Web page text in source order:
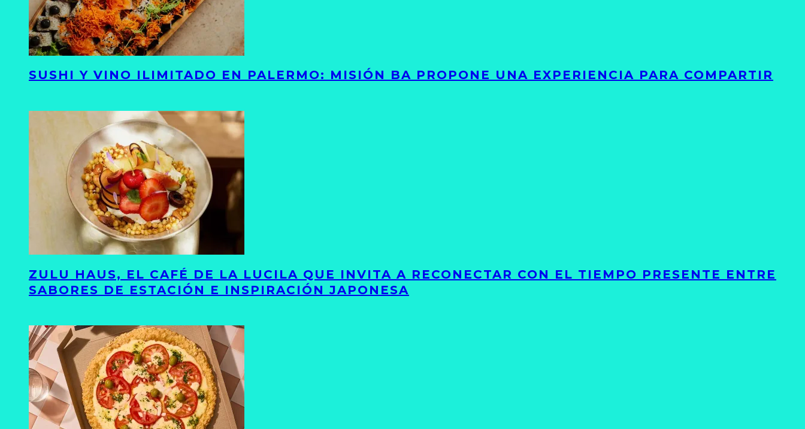
SUSHI Y VINO ILIMITADO EN PALERMO: MISIÓN BA PROPONE UNA EXPERIENCIA PARA COMPARTIR
ZULU HAUS, EL CAFÉ DE LA LUCILA QUE INVITA A RECONECTAR CON EL TIEMPO PRESENTE ENTRE
SABORES DE ESTACIÓN E INSPIRACIÓN JAPONESA